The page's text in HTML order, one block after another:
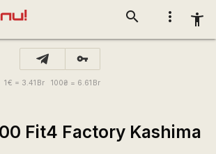
more_vert accessibility_new
search
vpn_key
1€ = 3.41 Br 100₴ = 6.61 Br
Fit4 Factory Kashima